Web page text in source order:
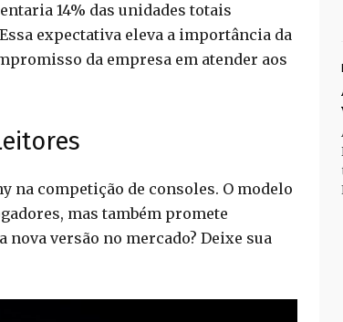
14% das unidades totais
expectativa eleva a importância da
da empresa em atender aos
na competição de consoles. O modelo
mas também promete
versão no mercado? Deixe sua